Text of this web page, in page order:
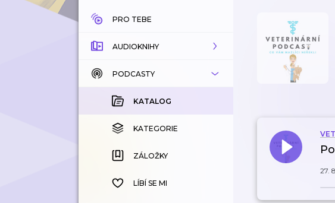
PRO TEBE
AUDIOKNIHY
KATALOG
KOUPENÉ
KATEGORIE
ZÁLOŽKY
HISTORIE
PODCASTY
KATALOG
KATEGORIE
ZÁLOŽKY
LÍBÍ SE MI
27.